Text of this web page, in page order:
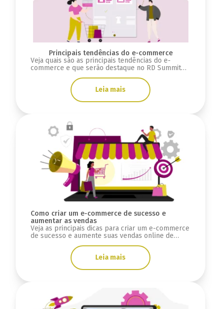
Principais tendências do e-commerce
Veja quais são as principais tendências do e-
commerce e que serão destaque no RD Summit
Leia mais
Como criar um e-commerce de sucesso e
aumentar as vendas
Veja as principais dicas para criar um e-commerce
de sucesso e aumente suas vendas online de
Leia mais